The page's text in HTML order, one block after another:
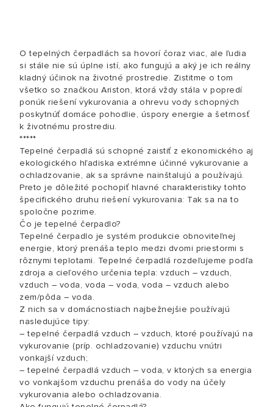
O tepelných čerpadlách sa hovorí čoraz viac, ale ľudia
si stále nie sú úplne istí, ako fungujú a aký je ich reálny
kladný účinok na životné prostredie. Zistitme o tom
všetko so značkou Ariston, ktorá vždy stála v popredí
ponúk riešení vykurovania a ohrevu vody schopných
poskytnúť domáce pohodlie, úspory energie a šetrnosť
k životnému prostrediu.
*****
Tepelné čerpadlá sú schopné zaistiť z ekonomického aj
ekologického hľadiska extrémne účinné vykurovanie a
ochladzovanie, ak sa správne nainštalujú a používajú.
Preto je dôležité pochopiť hlavné charakteristiky tohto
špecifického druhu riešení vykurovania: Tak sa na to
spoločne pozrime.
Čo je tepelné čerpadlo?
Tepelné čerpadlo je systém produkcie obnoviteľnej
energie, ktorý prenáša teplo medzi dvomi priestormi s
rôznymi teplotami. Tepelné čerpadlá rozdeľujeme podľa
zdroja a cieľového určenia tepla: vzduch – vzduch,
vzduch – voda, voda – voda, voda – vzduch alebo
zem/pôda – voda.
Z nich sa v domácnostiach najbežnejšie používajú
nasledujúce tipy:
– tepelné čerpadlá vzduch – vzduch, ktoré používajú na
vykurovanie (príp. ochladzovanie) vzduchu vnútri
vonkajší vzduch;
– tepelné čerpadlá vzduch – voda, v ktorých sa energia
vo vonkajšom vzduchu prenáša do vody na účely
vykurovania alebo ochladzovania.